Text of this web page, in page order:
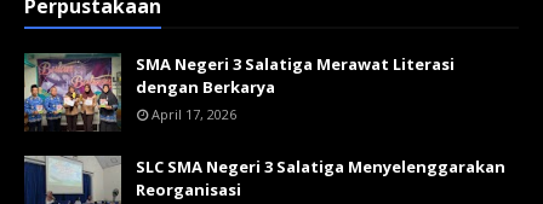
Perpustakaan
SMA Negeri 3 Salatiga Merawat Literasi
dengan Berkarya
April 17, 2026
SLC SMA Negeri 3 Salatiga Menyelenggarakan
Reorganisasi